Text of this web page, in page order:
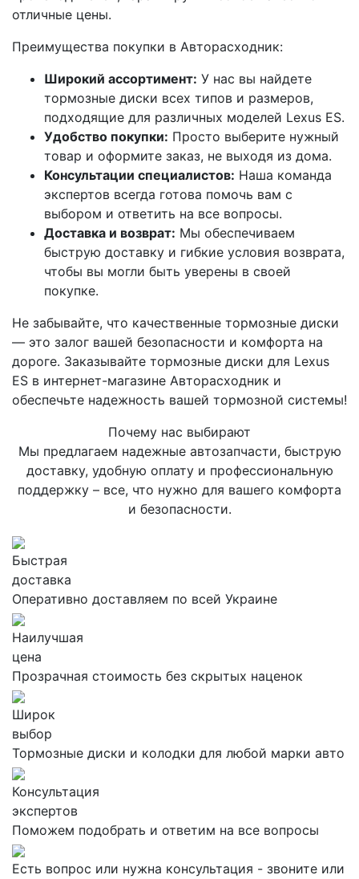
отличные цены.
Преимущества покупки в Авторасходник:
Широкий ассортимент: У нас вы найдете
тормозные диски всех типов и размеров,
подходящие для различных моделей Lexus ES.
Удобство покупки: Просто выберите нужный
товар и оформите заказ, не выходя из дома.
Консультации специалистов: Наша команда
экспертов всегда готова помочь вам с
выбором и ответить на все вопросы.
Доставка и возврат: Мы обеспечиваем
быструю доставку и гибкие условия возврата,
чтобы вы могли быть уверены в своей
покупке.
Не забывайте, что качественные тормозные диски
— это залог вашей безопасности и комфорта на
дороге. Заказывайте тормозные диски для Lexus
ES в интернет-магазине Авторасходник и
обеспечьте надежность вашей тормозной системы!
Почему нас выбирают
Мы предлагаем надежные автозапчасти, быструю
доставку, удобную оплату и профессиональную
поддержку – все, что нужно для вашего комфорта
и безопасности.
Быстрая
доставка
Оперативно доставляем по всей Украине
Наилучшая
цена
Прозрачная стоимость без скрытых наценок
Широк
выбор
Тормозные диски и колодки для любой марки авто
Консультация
экспертов
Поможем подобрать и ответим на все вопросы
Есть вопрос или нужна консультация - звоните или